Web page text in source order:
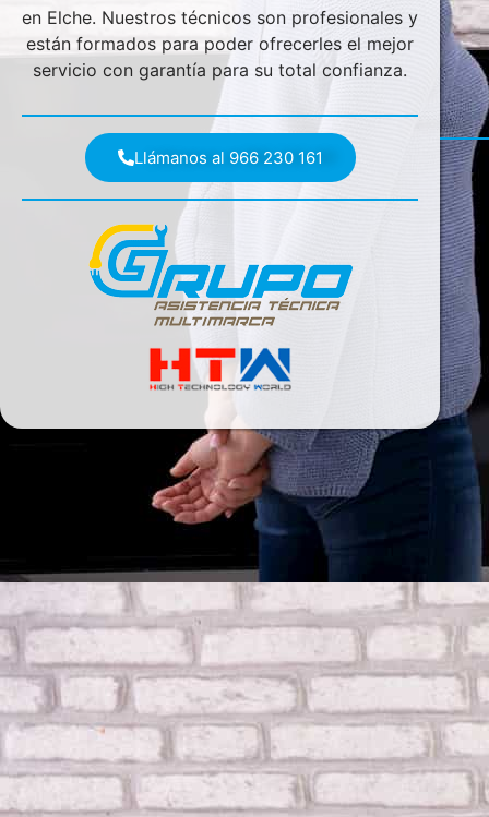
en Elche. Nuestros técnicos son profesionales y
están formados para poder ofrecerles el mejor
servicio con garantía para su total confianza.
Llámanos al 966 230 161